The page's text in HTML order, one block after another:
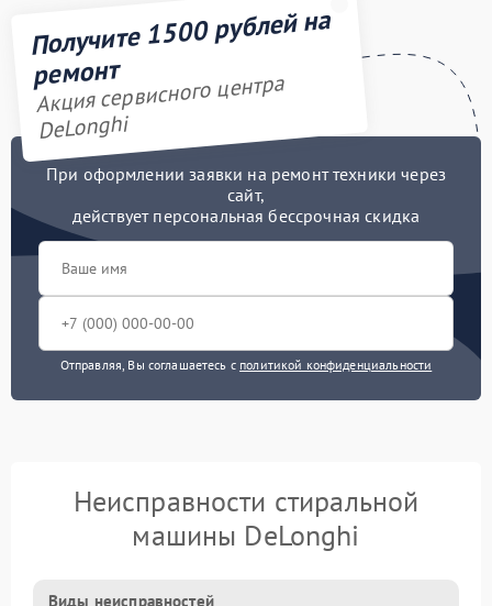
Получите 1500 рублей на
ремонт
Акция сервисного центра
DeLonghi
При оформлении заявки на ремонт техники через
сайт,
действует персональная бессрочная скидка
Отправляя, Вы соглашаетесь с политикой конфиденциальности
Неисправности стиральной
машины DeLonghi
Виды неисправностей